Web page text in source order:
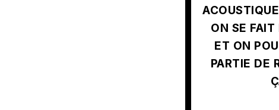
ON SE
ET ON
PARTIE DE